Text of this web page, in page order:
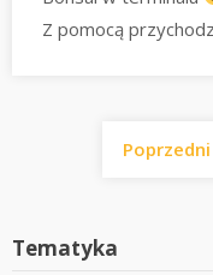
Z pomocą
Poprzedni
Tematyka